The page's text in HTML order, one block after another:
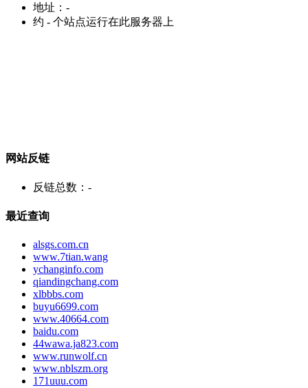
地址： -
约 - 个站点运行在此服务器上
网站反链
反链总数： -
最近查询
alsgs.com.cn
www.7tian.wang
ychanginfo.com
qiandingchang.com
xlbbbs.com
buyu6699.com
www.40664.com
baidu.com
44wawa.ja823.com
www.runwolf.cn
www.nblszm.org
171uuu.com